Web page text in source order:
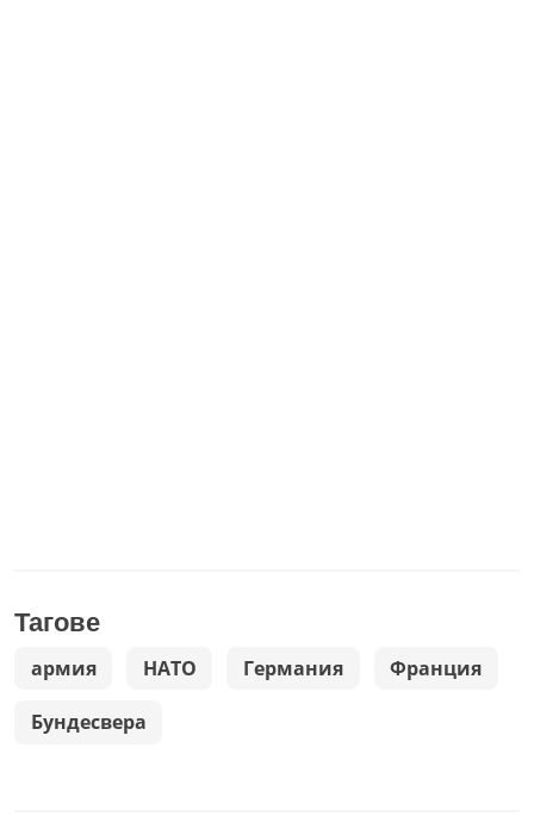
Тагове
армия НАТО Германия Франция
Бундесвера